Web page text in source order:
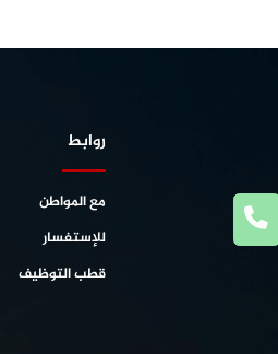
روابط
مع المواطن
للإستفسار
قطب التوظيف